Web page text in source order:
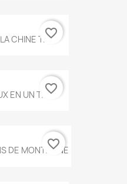
CHINE T.497
favorite_border
EN UN T.675
favorite_border
DE MONTAGNE
favorite_border